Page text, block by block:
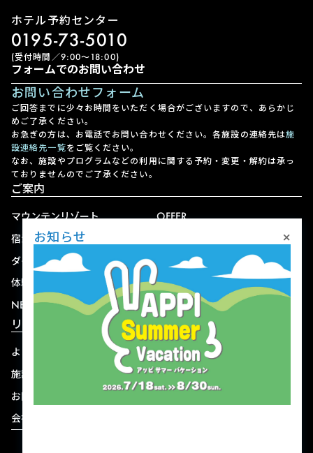
ホテル予約センター
0195-73-5010
(受付時間／9:00〜18:00)
フォームでのお問い合わせ
お問い合わせフォーム
ご回答までに少々お時間をいただく場合がございますので、あらかじ
めご了承ください。
お急ぎの方は、お電話でお問い合わせください。各施設の連絡先は施
設連絡先一覧をご覧ください。
なお、施設やプログラムなどの利用に関する予約・変更・解約は承っ
ておりませんのでご了承ください。
ご案内
マウンテンリゾート
宿泊
ダイニング
体験
NEWS
OFFER
ショップ
リゾート情報
よくある質問
施設連絡先一覧
お問い合わせ
会社概要
関連施設
資料ダウンロード
お知らせ ×